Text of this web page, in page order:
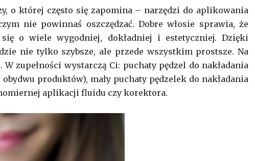
o której często się zapomina – narzędzi do aplikowania
nie powinnaś oszczędzać. Dobre włosie sprawia, że
o wiele wygodniej, dokładniej i estetyczniej. Dzięki
nie tylko szybsze, ale przede wszystkim prostsze. Na
zupełności wystarczą Ci: puchaty pędzel do nakładania
produktów), mały puchaty pędzelek do nakładania
aplikacji fluidu czy korektora.